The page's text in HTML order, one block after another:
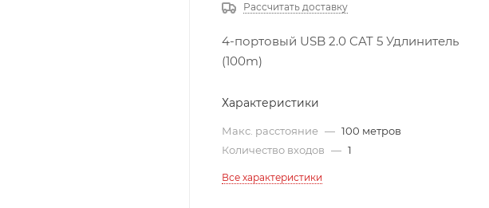
Рассчитать доставку
4-портовый USB 2.0 CAT 5 Удлинитель
(100m)
Характеристики
Макс. расстояние — 100 метров
Количество входов — 1
Все характеристики